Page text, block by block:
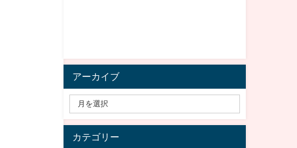
アーカイブ
カテゴリー